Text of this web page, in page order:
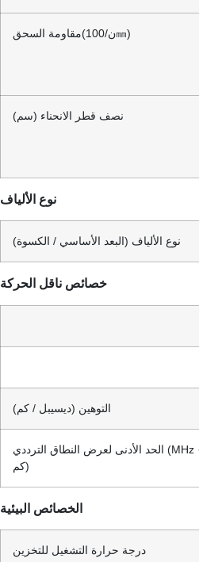
مقاومة السحق (ن/100㎜)
نصف قطر الانحناء (سم)
نوع الألياف
نوع الألياف (البعد الأساسي / الكسوة)
خصائص ناقل الحركة
التوهين (ديسيبل / كم)
الحد الأدنى لعرض النطاق الترددي (MHz ·
كم)
الخصائص البيئية
درجة حرارة التشغيل للتخزين